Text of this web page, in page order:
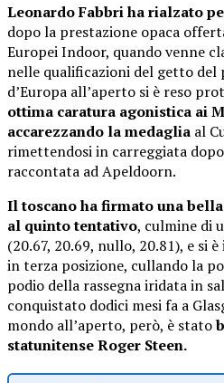
Leonardo Fabbri ha rialzato
dopo la prestazione opaca
Europei Indoor, quando venne
nelle qualificazioni del getto del
d’Europa all’aperto si è reso
ottima caratura agonistica ai
accarezzando la medaglia al
rimettendosi in carreggiata
raccontata ad Apeldoorn.
Il toscano ha firmato una
al quinto tentativo, culmine di
(20.67, 20.69, nullo, 20.81), e si
in terza posizione, cullando la
podio della rassegna iridata in
conquistato dodici mesi fa a
mondo all’aperto, però, è stato
statunitense Roger Steen.